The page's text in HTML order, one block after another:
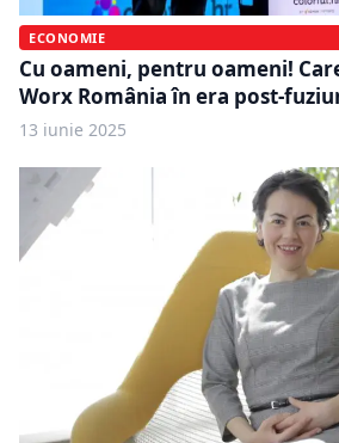
ECONOMIE
Cu oameni, pentru oameni!
Worx România în era post-
13 iunie 2025